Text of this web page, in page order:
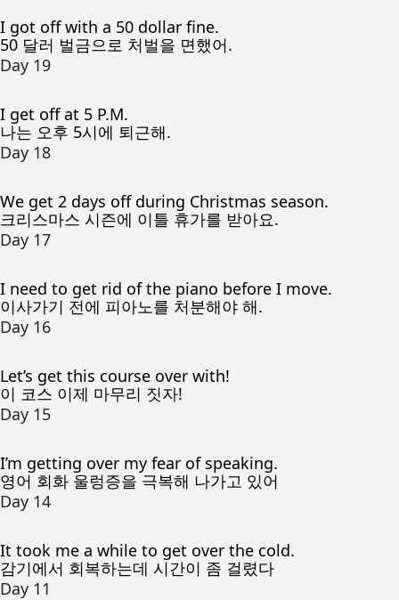
I got off with a 50 dollar fine.
50 달러 벌금으로 처벌을 면했어.
Day 19
I get off at 5 P.M.
나는 오후 5시에 퇴근해.
Day 18
We get 2 days off during Christmas season.
크리스마스 시즌에 이틀 휴가를 받아요.
Day 17
I need to get rid of the piano before I move.
이사가기 전에 피아노를 처분해야 해.
Day 16
Let’s get this course over with!
이 코스 이제 마무리 짓자!
Day 15
I’m getting over my fear of speaking.
영어 회화 울렁증을 극복해 나가고 있어
Day 14
It took me a while to get over the cold.
감기에서 회복하는데 시간이 좀 걸렸다
Day 11